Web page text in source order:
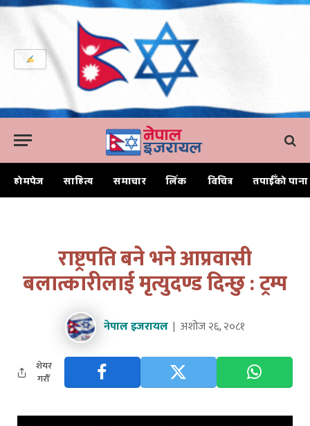
होमपेज साहित्य समाचार लिंक विचित्र तपाईँको पाना
राष्ट्रपति बने भने आप्रवासी
बलात्कारीलाई मृत्युदण्ड दिन्छु : ट्रम्प
नेपाल इजरायल अशोज २६, २०८१
शेयर
गरौँ